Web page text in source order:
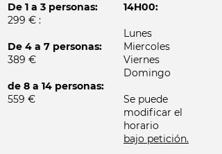
De 1 a 3 personas:
299 € :
De 4 a 7 personas:
389 €
de 8 a 14 personas:
559 €
14H00:
Lunes
Miercoles
Viernes
Domingo
Se puede
modificar el
horario
bajo petición.​